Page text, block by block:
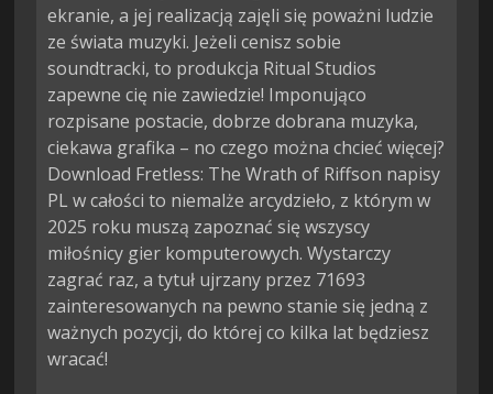
ekranie, a jej realizacją zajęli się poważni ludzie
ze świata muzyki. Jeżeli cenisz sobie
soundtracki, to produkcja Ritual Studios
zapewne cię nie zawiedzie! Imponująco
rozpisane postacie, dobrze dobrana muzyka,
ciekawa grafika – no czego można chcieć więcej?
Download Fretless: The Wrath of Riffson napisy
PL w całości to niemalże arcydzieło, z którym w
2025 roku muszą zapoznać się wszyscy
miłośnicy gier komputerowych. Wystarczy
zagrać raz, a tytuł ujrzany przez 71693
zainteresowanych na pewno stanie się jedną z
ważnych pozycji, do której co kilka lat będziesz
wracać!